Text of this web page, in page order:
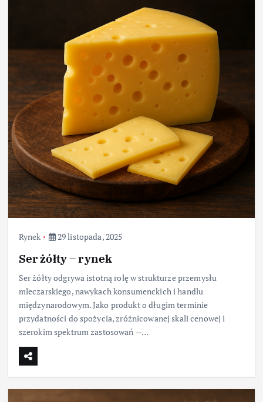
Rynek 29 listopada, 2025
Ser żółty – rynek
Ser żółty odgrywa istotną rolę w strukturze przemysłu
mleczarskiego, nawykach konsumenckich i handlu
międzynarodowym. Jako produkt o długim terminie
przydatności do spożycia, zróżnicowanej skali cenowej i
szerokim spektrum zastosowań —…